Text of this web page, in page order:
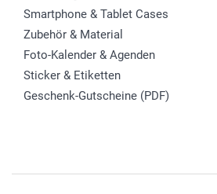
Smartphone & Tablet Cases
Zubehör & Material
Foto-Kalender & Agenden
Sticker & Etiketten
Geschenk-Gutscheine (PDF)